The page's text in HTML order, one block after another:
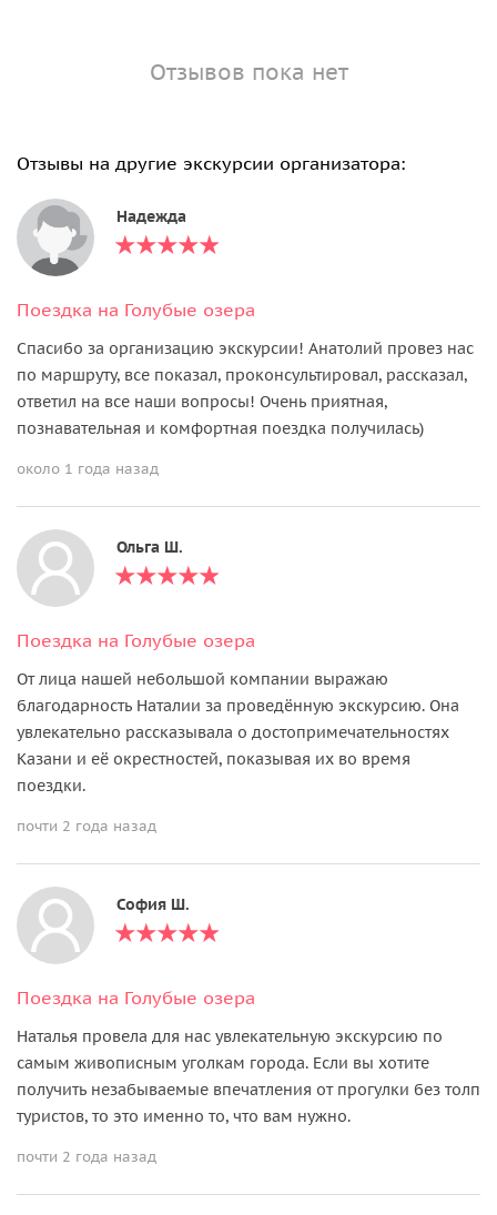
Отзывов пока нет
Отзывы на другие экскурсии организатора:
Надежда
Поездка на Голубые озера
Спасибо за организацию экскурсии! Анатолий провез нас
по маршруту, все показал, проконсультировал, рассказал,
ответил на все наши вопросы! Очень приятная,
познавательная и комфортная поездка получилась)
около 1 года назад
Ольга Ш.
Поездка на Голубые озера
От лица нашей небольшой компании выражаю
благодарность Наталии за проведённую экскурсию. Она
увлекательно рассказывала о достопримечательностях
Казани и её окрестностей, показывая их во время
поездки.
почти 2 года назад
София Ш.
Поездка на Голубые озера
Наталья провела для нас увлекательную экскурсию по
самым живописным уголкам города. Если вы хотите
получить незабываемые впечатления от прогулки без толп
туристов, то это именно то, что вам нужно.
почти 2 года назад